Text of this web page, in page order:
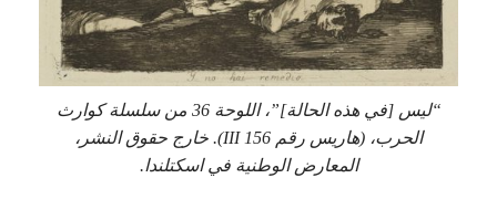
“ليس [في هذه الحالة]”، اللوحة 36 من سلسلة كوارث
الحرب، (هاريس رقم 156 III). خارج حقوق النشر،
المعارض الوطنية في اسكتلندا.